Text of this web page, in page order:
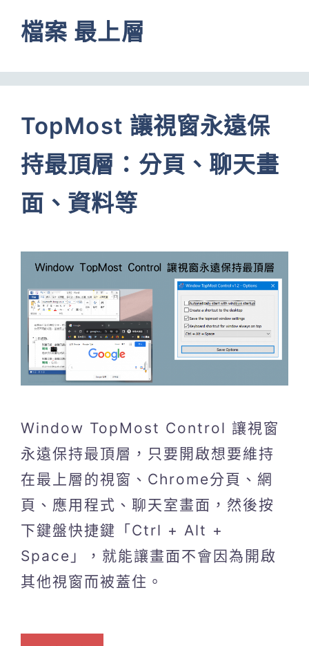
檔案 最上層
TopMost 讓視窗永遠保
持最頂層：分頁、聊天畫
面、資料等
Window TopMost Control 讓視窗
永遠保持最頂層，只要開啟想要維持
在最上層的視窗、Chrome分頁、網
頁、應用程式、聊天室畫面，然後按
下鍵盤快捷鍵「Ctrl + Alt +
Space」，就能讓畫面不會因為開啟
其他視窗而被蓋住。